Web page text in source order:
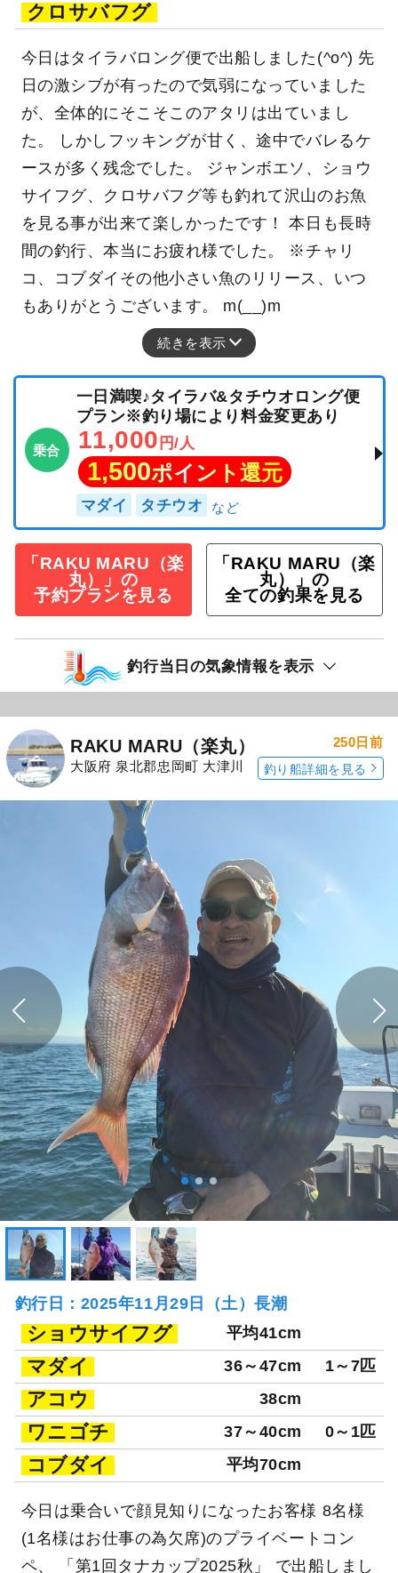
クロサバフグ
今日はタイラバロング便で出船しました(^o^) 先
日の激シブが有ったので気弱になっていました
が、全体的にそこそこのアタリは出ていまし
た。 しかしフッキングが甘く、途中でバレるケ
ースが多く残念でした。 ジャンボエソ、ショウ
サイフグ、クロサバフグ等も釣れて沢山のお魚
を見る事が出来て楽しかったです！ 本日も長時
間の釣行、本当にお疲れ様でした。 ※チャリ
コ、コブダイその他小さい魚のリリース、いつ
もありがとうございます。 m(__)m
続きを表示
乗合
一日満喫♪タイラバ&タチウオロング便
プラン※釣り場により料金変更あり
11,000 円/人
1,500ポイント還元
マダイ タチウオ
「RAKU MARU（楽
丸）」の
予約プランを見る
「RAKU MARU（楽
丸）」の
全ての釣果を見る
釣行当日の気象情報を表示
RAKU MARU（楽丸）
大阪府 泉北郡忠岡町 大津川
250日前
釣り船詳細を見る
釣行日：2025年11月29日（土）長潮
ショウサイフグ 平均41cm
マダイ 36～47cm 1～7匹
アコウ 38cm
ワニゴチ 37～40cm 0～1匹
コブダイ 平均70cm
今日は乗合いで顔見知りになったお客様 8名様
(1名様はお仕事の為欠席)のプライベートコン
ペ、 「第1回タナカップ2025秋」 で出船しまし